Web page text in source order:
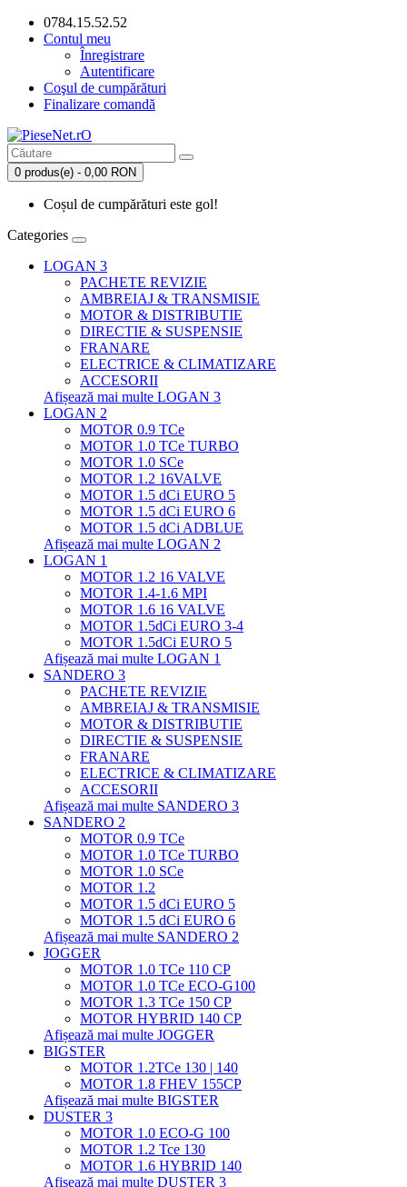
0784.15.52.52
Contul meu
Înregistrare
Autentificare
Coşul de cumpărături
Finalizare comandă
0 produs(e) - 0,00 RON
Coșul de cumpărături este gol!
Categories
LOGAN 3
PACHETE REVIZIE
AMBREIAJ & TRANSMISIE
MOTOR & DISTRIBUTIE
DIRECTIE & SUSPENSIE
FRANARE
ELECTRICE & CLIMATIZARE
ACCESORII
Afișează mai multe LOGAN 3
LOGAN 2
MOTOR 0.9 TCe
MOTOR 1.0 TCe TURBO
MOTOR 1.0 SCe
MOTOR 1.2 16VALVE
MOTOR 1.5 dCi EURO 5
MOTOR 1.5 dCi EURO 6
MOTOR 1.5 dCi ADBLUE
Afișează mai multe LOGAN 2
LOGAN 1
MOTOR 1.2 16 VALVE
MOTOR 1.4-1.6 MPI
MOTOR 1.6 16 VALVE
MOTOR 1.5dCi EURO 3-4
MOTOR 1.5dCi EURO 5
Afișează mai multe LOGAN 1
SANDERO 3
PACHETE REVIZIE
AMBREIAJ & TRANSMISIE
MOTOR & DISTRIBUTIE
DIRECTIE & SUSPENSIE
FRANARE
ELECTRICE & CLIMATIZARE
ACCESORII
Afișează mai multe SANDERO 3
SANDERO 2
MOTOR 0.9 TCe
MOTOR 1.0 TCe TURBO
MOTOR 1.0 SCe
MOTOR 1.2
MOTOR 1.5 dCi EURO 5
MOTOR 1.5 dCi EURO 6
Afișează mai multe SANDERO 2
JOGGER
MOTOR 1.0 TCe 110 CP
MOTOR 1.0 TCe ECO-G100
MOTOR 1.3 TCe 150 CP
MOTOR HYBRID 140 CP
Afișează mai multe JOGGER
BIGSTER
MOTOR 1.2TCe 130 | 140
MOTOR 1.8 FHEV 155CP
Afișează mai multe BIGSTER
DUSTER 3
MOTOR 1.0 ECO-G 100
MOTOR 1.2 Tce 130
MOTOR 1.6 HYBRID 140
Afișează mai multe DUSTER 3